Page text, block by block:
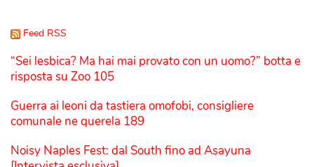
Feed RSS
“Sei lesbica? Ma hai mai provato con un uomo?” botta e
risposta su Zoo 105
Guerra ai leoni da tastiera omofobi, consigliere
comunale ne querela 189
Noisy Naples Fest: dal South fino ad Asayuna